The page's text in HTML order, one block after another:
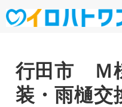
行田市 Ｍ
装・雨樋交